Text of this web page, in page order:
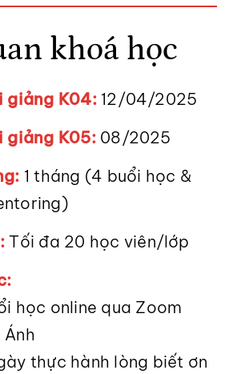
khoá học
giảng K04:12/04/2025
giảng K05: 08/2025
1 tháng (4 buổi học &
Tối đa 20 học viên/lớp
học online qua Zoom
thực hành lòng biết ơn